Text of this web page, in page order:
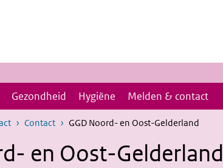
Gezondheid Hygiëne Melden & contact
Contact GGD Noord- en Oost-Gelderland
en Oost-Gelderland